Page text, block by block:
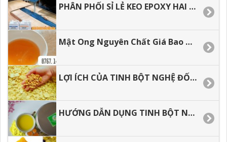
PHÂN PHỐI SỈ LẺ KEO EPOXY HAI THÀNH PHẦN ĐỔ BÀN, ĐỔ KHUÔN.
Mật Ong Nguyên Chất Giá Bao Nhiêu 1 LÍT
LỢI ÍCH CỦA TINH BỘT NGHỆ ĐỐI VỚI SỨC KHỎE
HƯỚNG DẪN DỤNG TINH BỘT NGHỆ HIỆU QUẢ TỐT NHẤT